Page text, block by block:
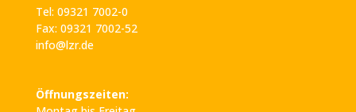
Tel: 09321 7002-0
Fax: 09321 7002-52
info@lzr.de
Öffnungszeiten: